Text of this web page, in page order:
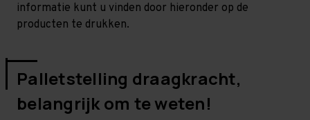
informatie kunt u vinden door hieronder op de
producten te drukken.
Palletstelling draagkracht,
belangrijk om te weten!